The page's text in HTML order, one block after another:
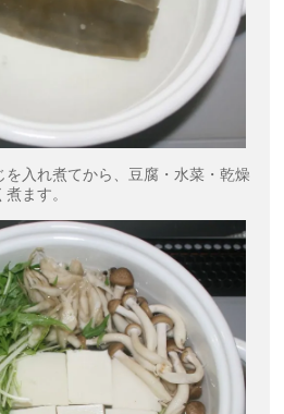
を入れ煮てから、豆腐・水菜・乾燥
ます。